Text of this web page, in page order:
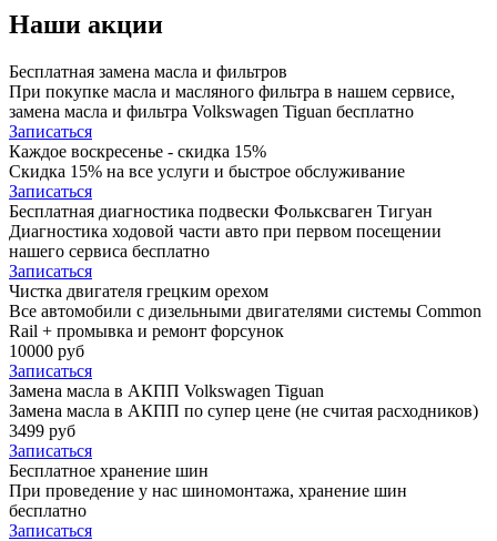
Наши акции
Бесплатная замена масла и фильтров
При покупке масла и масляного фильтра в нашем сервисе,
замена масла и фильтра Volkswagen Tiguan бесплатно
Записаться
Каждое воскресенье - скидка 15%
Скидка 15% на все услуги и быстрое обслуживание
Записаться
Бесплатная диагностика подвески Фольксваген Тигуан
Диагностика ходовой части авто при первом посещении
нашего сервиса бесплатно
Записаться
Чистка двигателя грецким орехом
Все автомобили c дизельными двигателями системы Common
Rail + промывка и ремонт форсунок
10000 руб
Записаться
Замена масла в АКПП Volkswagen Tiguan
Замена масла в АКПП по супер цене (не считая расходников)
3499 руб
Записаться
Бесплатное хранение шин
При проведение у нас шиномонтажа, хранение шин
бесплатно
Записаться